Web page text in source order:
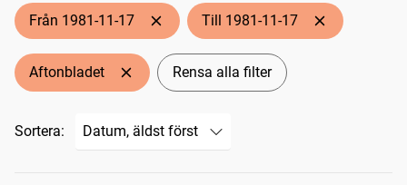
Från 1981-11-17 Till 1981-11-17
Aftonbladet Rensa alla filter
Sortera: